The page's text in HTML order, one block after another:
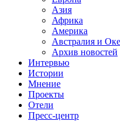
Азия
Африка
Америка
Австралия и
Архив новостей
Интервью
Истории
Мнение
Проекты
Отели
Пресс-центр